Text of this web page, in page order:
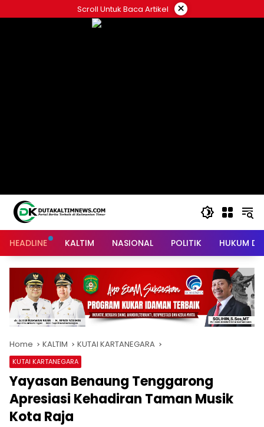
to
Scroll Untuk Baca Artikel ×
HEADLINE KALTIM NASIONAL POLITIK HUKUM
Home KALTIM KUTAI KARTANEGARA
KUTAI KARTANEGARA
Yayasan Benaung Tenggarong
Apresiasi Kehadiran Taman Musik
Kota Raja